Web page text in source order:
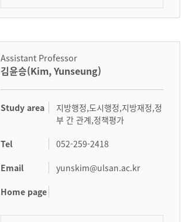
Assistant Professor
김윤승(Kim, Yunseung)
Study area
지방행정,도시행정,지방재정,정
부 간 관계,정책평가
Tel 052-259-2418
Email yunskim@ulsan.ac.kr
Home page